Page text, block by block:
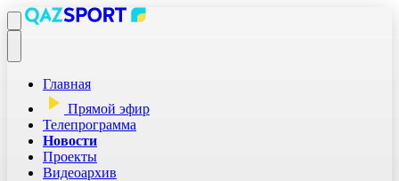
Главная
Прямой эфир
Телепрограмма
Новости
Проекты
Видеоархив